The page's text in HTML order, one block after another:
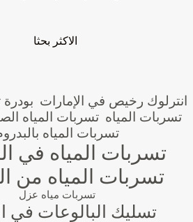
الاكثر بحثا
انترلوك رخيص في الإمارات
تسربات المياه تسربات المياه
تسربات المياه
تسربات المياه في
تسربات المياه من
تسربات مياه عزل
تسليك البالوعات في